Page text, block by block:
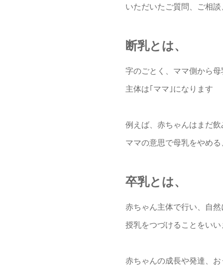
いただいたご質問、ご相
断乳とは、
字のごとく、ママ側から
主体は｢ママ｣になります
例えば、赤ちゃんはまだ飲
ママの意思で母乳をやめ
卒乳とは、
赤ちゃん主体で行い、自
授乳をつづけることをいい
赤ちゃんの成長や発達、お